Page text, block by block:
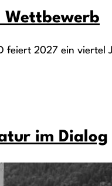
Wettbewerb
feiert 2027 ein
im Dialog